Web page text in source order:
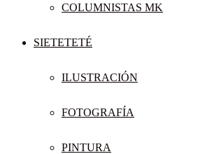
COLUMNISTAS MK
SIETETETÉ
ILUSTRACIÓN
FOTOGRAFÍA
PINTURA